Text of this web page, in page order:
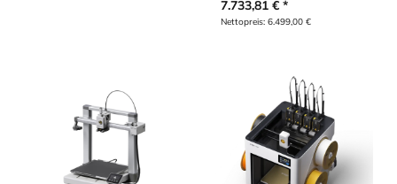
7.733,81€
Nettopreis: 6.499,00€